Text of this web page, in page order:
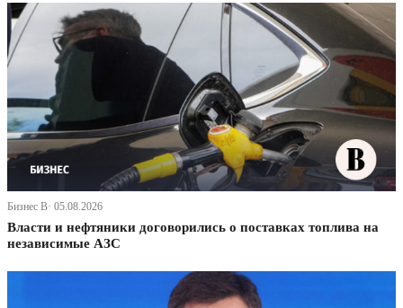
Бизнес В· 05.08.2026
Власти и нефтяники договорились о поставках топлива на
независимые АЗС